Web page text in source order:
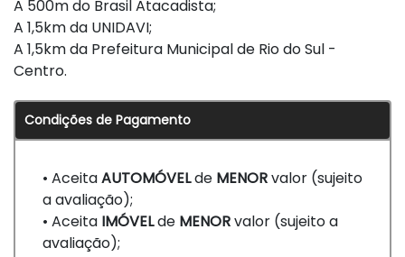
A 500m do Brasil Atacadista;
A 1,5km da UNIDAVI;
A 1,5km da Prefeitura Municipal de Rio do Sul -
Centro.
Condições de Pagamento
• AceitaAUTOMÓVELde MENORvalor (sujeito
a avaliação);
• Aceita IMÓVELde MENORvalor (sujeito a
avaliação);